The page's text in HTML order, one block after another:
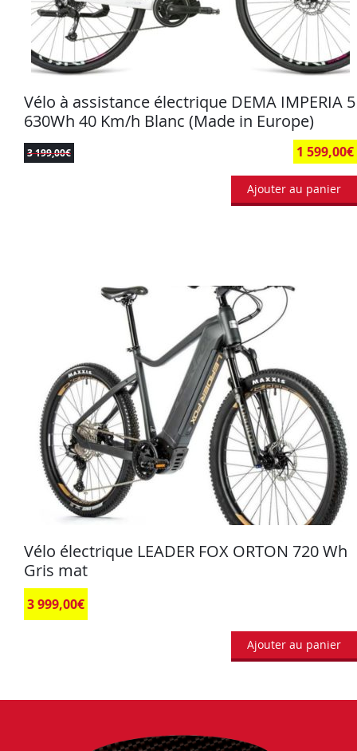
Vélo à assistance électrique DEMA IMPERIA 5
630Wh 40 Km/h Blanc (Made in Europe)
3 199,00€ 1 599,00€
Ajouter au panier
Vélo électrique LEADER FOX ORTON 720 Wh
Gris mat
3 999,00€
Ajouter au panier